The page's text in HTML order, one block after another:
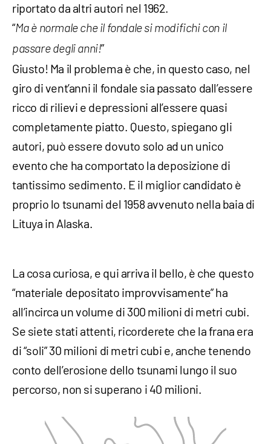
riportato da altri autori nel 1962.
“Ma è normale che il fondale si modifichi con il
passare degli anni!”
Giusto! Ma il problema è che, in questo caso, nel
giro di vent’anni il fondale sia passato dall’essere
ricco di rilievi e depressioni all’essere quasi
completamente piatto. Questo, spiegano gli
autori, può essere dovuto solo ad un unico
evento che ha comportato la deposizione di
tantissimo sedimento. E il miglior candidato è
proprio lo tsunami del 1958 avvenuto nella baia di
Lituya in Alaska.
La cosa curiosa, e qui arriva il bello, è che questo
“materiale depositato improvvisamente” ha
all’incirca un volume di 300 milioni di metri cubi.
Se siete stati attenti, ricorderete che la frana era
di “soli” 30 milioni di metri cubi e, anche tenendo
conto dell’erosione dello tsunami lungo il suo
percorso, non si superano i 40 milioni.